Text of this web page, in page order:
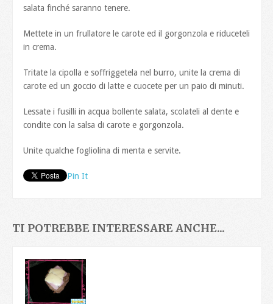
salata finché saranno tenere.
Mettete in un frullatore le carote ed il gorgonzola e riduceteli
in crema.
Tritate la cipolla e soffriggetela nel burro, unite la crema di
carote ed un goccio di latte e cuocete per un paio di minuti.
Lessate i fusilli in acqua bollente salata, scolateli al dente e
condite con la salsa di carote e gorgonzola.
Unite qualche fogliolina di menta e servite.
Pin It
TI POTREBBE INTERESSARE ANCHE...